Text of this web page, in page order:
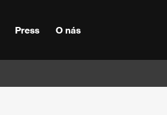
Press O nás